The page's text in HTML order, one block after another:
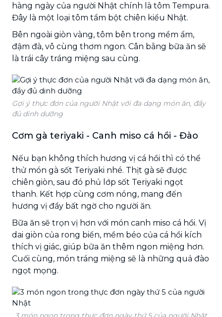
hàng ngày của người Nhật chính là tôm Tempura.
Đây là một loại tôm tẩm bột chiên kiểu Nhật.
Bên ngoài giòn vàng, tôm bên trong mềm ẩm,
đậm đà, vô cùng thơm ngon. Cân bằng bữa ăn sẽ
là trái cây tráng miệng sau cùng.
Gợi ý thực đơn của người Nhật với đa dạng món ăn, đầy
đủ dinh dưỡng
Cơm gà teriyaki - Canh miso cá hồi - Đào
Nếu bạn không thích hương vị cá hồi thì có thể
thử món gà sốt Teriyaki nhé. Thịt gà sẽ được
chiên giòn, sau đó phủ lớp sốt Teriyaki ngọt
thanh. Kết hợp cùng cơm nóng, mang đến
hương vị đầy bất ngờ cho người ăn.
Bữa ăn sẽ trọn vị hơn với món canh miso cá hồi. Vị
dai giòn của rong biển, mềm béo của cá hồi kích
thích vị giác, giúp bữa ăn thêm ngon miệng hơn.
Cuối cùng, món tráng miệng sẽ là những quả đào
ngọt mọng.